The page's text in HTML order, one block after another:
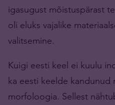
igasugust mõistuspärast
oli eluks vajalike
valitsemine.
Kuigi eesti keel ei kuulu
ka eesti keelde kandunud
morfoloogia. Sellest